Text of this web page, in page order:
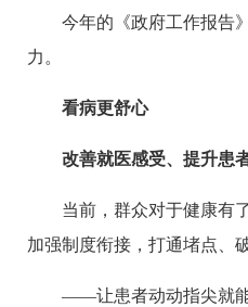
今年的《政府工作报告
力。
看病更舒心
改善就医感受、提升患
当前，群众对于健康有
加强制度衔接，打通堵点、
——让患者动动指尖就能